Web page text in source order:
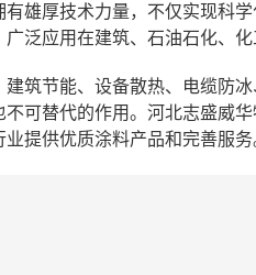
雄厚技术力量，不仅实现科
泛应用在建筑、石油石化、
筑节能、设备散热、电缆防
可替代的作用。河北志盛威
提供优质涂料产品和完善服务